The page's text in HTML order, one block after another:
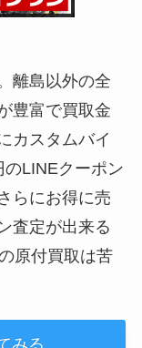
離島以外の全
豊富で買取金
カスタムバイ
LINEクーポン
らにお得に売
査定が出来る
原付買取は苦
みる